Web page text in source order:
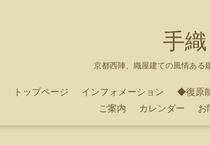
手
京都西陣、織屋建ての風情ある
トップページ インフォメーション ◆復原
ご案内
カレンダー お